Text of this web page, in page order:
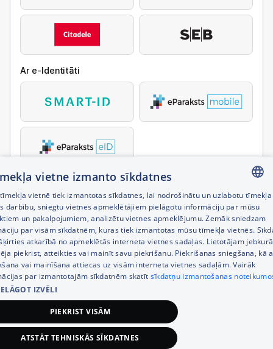
Ar e-Identitāti
LATVIAN
RUSSIAN
ENGLISH
vietne izmanto sīkdatnes
vietnē tiek izmantotas sīkdatnes, lai nodrošinātu un uzlabotu tīmekļa
darbību, sniegtu vietnes apmeklētājiem pielāgotu informāciju par mūsu
un pakalpojumiem, analizētu vietnes apmeklējumu. Zemāk sniedzam
par visām sīkdatnēm, kuras tiek izmantotas mūsu tīmekļa vietnēs.
atkarībā no apmeklētās interneta vietnes sadaļas. Lietotājam
piekrist, atteikties vai mainīt savu piekrišanu. Piekrišanas sniegšana, kā
vai mainīšana attiecas uz visām interneta vietnes sadaļām. Vairāk
par izmantotajām sīkdatnēm skatīt sīkdatņu izmantošanas
IZVĒLI
PIEKRIST VISĀM
ATSTĀT TEHNISKĀS SĪKDATNES